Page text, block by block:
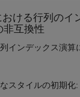
おける行列のイ
非互換性
インデックス演算
スタイルの初期化: